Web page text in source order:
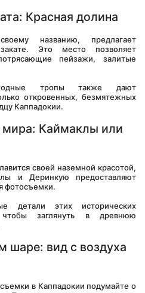
Красная долина
названию, предлагает
Это место позволяет
пейзажи, залитые
тропы также дают
откровенных, безмятежных
Каппадокии.
мира: Каймаклы или
своей наземной красотой,
и Деринкую предоставляют
фотосъемки.
детали этих исторических
заглянуть в древнюю
шаре: вид с воздуха
в Каппадокии подумайте о